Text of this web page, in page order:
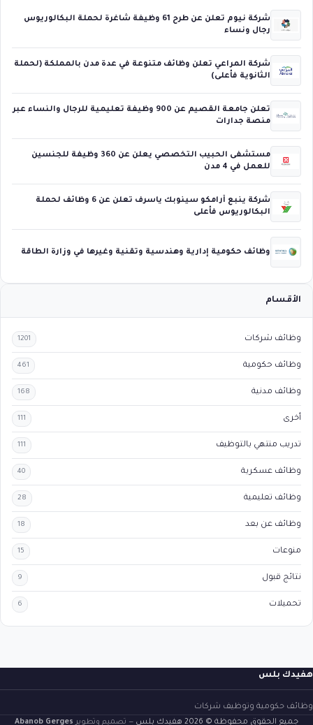
شركة نيوم تعلن عن طرح 61 وظيفة شاغرة لحملة البكالوريوس
رجال ونساء
شركة المراعي تعلن وظائف متنوعة في عدة مدن بالمملكة (لحملة
الثانوية فأعلى)
تعلن جامعة القصيم عن 900 وظيفة تعليمية للرجال والنساء عبر
منصة جدارات
مستشفى الحبيب التخصصي يعلن عن 360 وظيفة للجنسين
للعمل في 4 مدن
شركة ينبع أرامكو سينوبك ياسرف تعلن عن 6 وظائف لحملة
البكالوريوس فأعلى
وظائف حكومية إدارية وهندسية وتقنية وغيرها في وزارة الطاقة
الأقسام
وظائف شركات 1201
وظائف حكومية 461
وظائف مدنية 168
أخرى 111
تدريب منتهي بالتوظيف 111
وظائف عسكرية 40
وظائف تعليمية 28
وظائف عن بعد 18
منوعات 15
نتائج قبول 9
تحميلات 6
هفيدك بلس
وظائف حكومية وتوظيف شركات
جميع الحقوق محفوظة © 2026 هفيدك بلس — تصميم وتطوير Abanob Gerges